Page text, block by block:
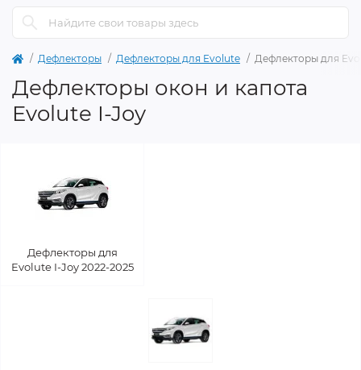
Дефлекторы Дефлекторы для Evolute Дефлекторы для
Дефлекторы окон и капота
Evolute I-Joy
Дефлекторы для
Evolute I-Joy 2022-2025